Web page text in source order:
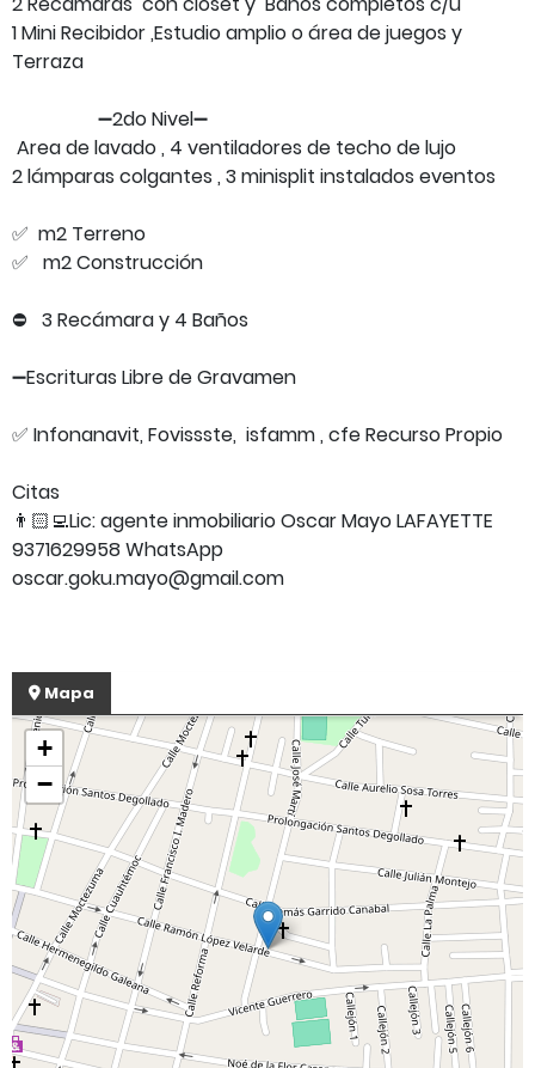
1 Mini Recibidor ,Estudio amplio o área de juegos y
Terraza
➖️2do Nivel➖️
Area de lavado , 4 ventiladores de techo de lujo
2 lámparas colgantes , 3 minisplit instalados eventos
✅ ️ m2 Terreno
✅ m2 Construcción
⛔️ 3 Recámara y 4 Baños
➖️Escrituras Libre de Gravamen
✅️ Infonanavit, Fovissste, isfamm , cfe Recurso Propio
Citas
👨🏻‍💻Lic: agente inmobiliario Oscar Mayo LAFAYETTE
9371629958 WhatsApp
oscar.goku.mayo@gmail.com
Mapa
+
−